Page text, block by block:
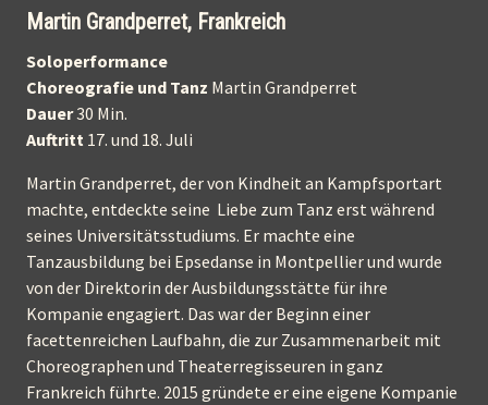
Martin Grandperret, Frankreich
Soloperformance
Choreografie und Tanz Martin Grandperret
Dauer30 Min.
Auftritt 17. und 18. Juli
Martin Grandperret, der von Kindheit an Kampfsportart
machte, entdeckte seine Liebe zum Tanz erst während
seines Universitätsstudiums. Er machte eine
Tanzausbildung bei Epsedanse in Montpellier und wurde
von der Direktorin der Ausbildungsstätte für ihre
Kompanie engagiert. Das war der Beginn einer
facettenreichen Laufbahn, die zur Zusammenarbeit mit
Choreographen und Theaterregisseuren in ganz
Frankreich führte. 2015 gründete er eine eigene Kompanie